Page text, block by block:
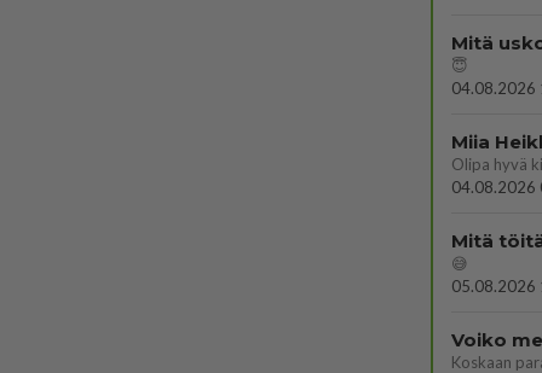
Mitä
😇
04.08.2026
Miia
04.08.2026
Mitä
😅
05.08.2026
Voiko
Koskaan